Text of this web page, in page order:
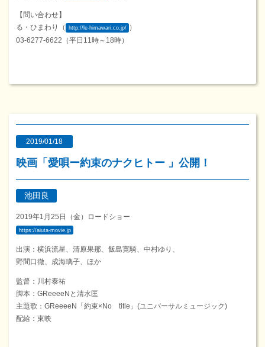
【問い合わせ】
る・ひまわり（
http://le-himawari.co.jp/
）
03-6277-6622（平日11時～18時）
2019/01/18
映画「愛唄ー約束のナクヒトー 」公開！
池田良
2019年1月25日（金）ロードショー
https://aiuta-movie.jp
出演：横浜流星、清原果那、飯島寛騎、中村ゆり、
野間口徹、成海璃子、ほか
監督：川村泰祐
脚本：GReeeeNと清水匡
主題歌：GReeeeN「約束×No title」(ユニバーサルミュージック)
配給：東映